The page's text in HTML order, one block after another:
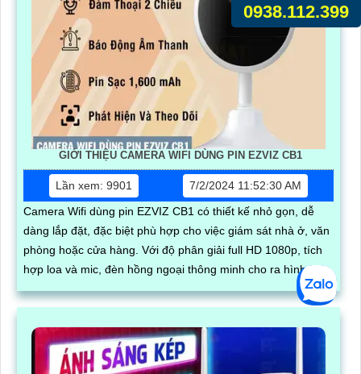
GIỚI THIỆU CAMERA WIFI DÙNG PIN EZVIZ CB1
Lần xem: 9901
7/2/2024 11:52:30 AM
Camera Wifi dùng pin EZVIZ CB1 có thiết kế nhỏ gọn, dễ
dàng lắp đặt, đặc biệt phù hợp cho việc giám sát nhà ở, văn
phòng hoặc cửa hàng. Với độ phân giải full HD 1080p, tích
hợp loa và mic, đèn hồng ngoại thông minh cho ra hình ảnh
chất lượng ban đêm
0938.112.399